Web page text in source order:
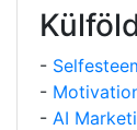
-
-
- AI